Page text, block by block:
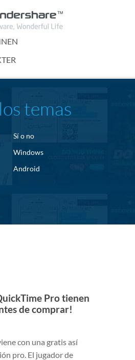
temas
Sí o no
Windows
Android
Pro tienen
de comprar!
con una gratis así
pro. El jugador de